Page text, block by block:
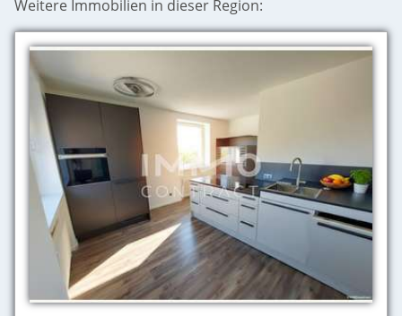
Weitere Immobilien in dieser Region: